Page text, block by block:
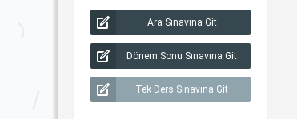
Ara Sınavına Git
Dönem Sonu Sınavına Git
Tek Ders Sınavına Git